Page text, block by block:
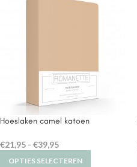
Hoeslaken camel katoen
€21,95 - €39,95
OPTIES SELECTEREN